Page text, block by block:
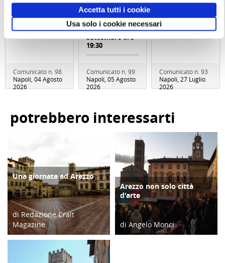
Accetta tutti i cookie
Usa solo i cookie necessari
Sabato 19
ore 09:30
Comunicato n. 98
Napoli, 04 Agosto
2026
MUSEO TRA
MUSICA E
PERFORMANCE
Sabato 26
Settembre ore
19:30
Comunicato n. 99
Napoli, 05 Agosto
2026
Cavaliere Pepe
Ottobre 2026
ore 10:30
Comunicato n. 93
Napoli, 27 Luglio
2026
potrebbero interessarti
ATTIVITÀ
Una giornata ad Arezzo
di Redazione Cralt
Magazine
07/03/19
ATTIVITÀ
Arezzo non solo città
d'arte
di Angelo Monci